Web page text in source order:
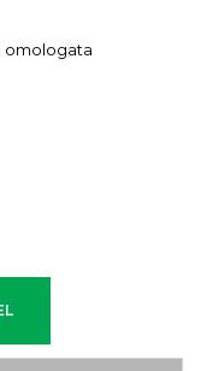
omologata